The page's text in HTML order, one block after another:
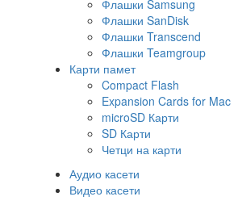
Флашки Samsung
Флашки SanDisk
Флашки Transcend
Флашки Teamgroup
Карти памет
Compact Flash
Expansion Cards for Mac
microSD Карти
SD Карти
Четци на карти
Аудио касети
Видео касети